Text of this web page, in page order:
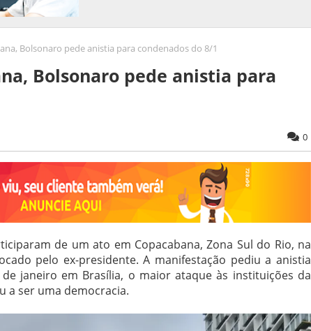
Bolsonaro pede anistia para condenados do 8/1
Bolsonaro pede anistia para
0
de um ato em Copacabana, Zona Sul do Rio, na
pelo ex-presidente. A manifestação pediu a anistia
janeiro em Brasília, o maior ataque às instituições da
a ser uma democracia.